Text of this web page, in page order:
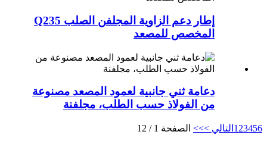
إطار دعم الزاوية المجلفن الصلب Q235
المخصص للمصعد
دعامة ثني جانبية لعمود المصعد مصنوعة
من الفولاذ حسب الطلب، مجلفنة
1 23456 التالي >>> الصفحة 1 / 12